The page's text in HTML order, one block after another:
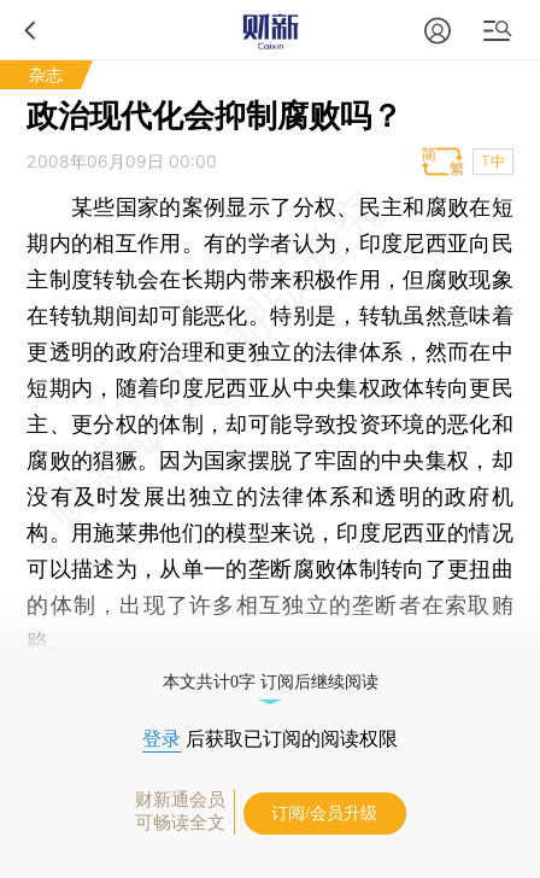
杂志
政治现代化会抑制腐败吗？
2008年06月09日 00:00 T中
某些国家的案例显示了分权、民主和腐败在短
期内的相互作用。有的学者认为，印度尼西亚向民
主制度转轨会在长期内带来积极作用，但腐败现象
在转轨期间却可能恶化。特别是，转轨虽然意味着
更透明的政府治理和更独立的法律体系，然而在中
短期内，随着印度尼西亚从中央集权政体转向更民
主、更分权的体制，却可能导致投资环境的恶化和
腐败的猖獗。因为国家摆脱了牢固的中央集权，却
没有及时发展出独立的法律体系和透明的政府机
构。用施莱弗他们的模型来说，印度尼西亚的情况
可以描述为，从单一的垄断腐败体制转向了更扭曲
的体制，出现了许多相互独立的垄断者在索取贿
赂。
本文共计0字 订阅后继续阅读
登录 后获取已订阅的阅读权限
财新通会员
可畅读全文
订阅/会员升级